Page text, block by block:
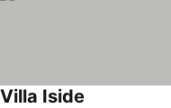
Villa Iside